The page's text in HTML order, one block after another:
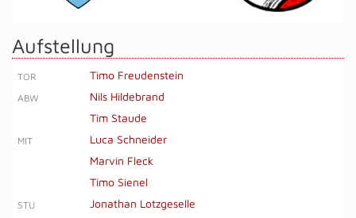
Aufstellung
TOR Timo Freudenstein
ABW
Nils Hildebrand
Tim Staude
MIT
Luca Schneider
Marvin Fleck
Timo Sienel
STU
Jonathan Lotzgeselle